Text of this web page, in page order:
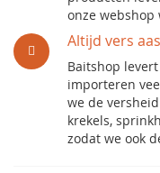
onze webshop
Altijd vers aas
Baitshop
importeren
we de
krekels,
zodat we ook